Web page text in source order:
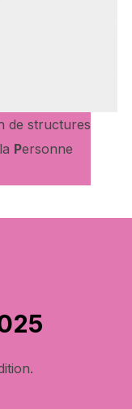
de structures
Personne